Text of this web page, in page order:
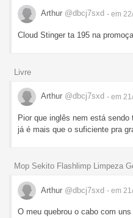
Arthur @dbcj7sxd - em
Cloud Stinger ta 195 na
Livre
Arthur @dbcj7sxd - em
Pior que inglês nem está
já é mais que o suficiente pra
Mop Sekito Flashlimp Limpeza
Arthur @dbcj7sxd - em
O meu quebrou o cabo com